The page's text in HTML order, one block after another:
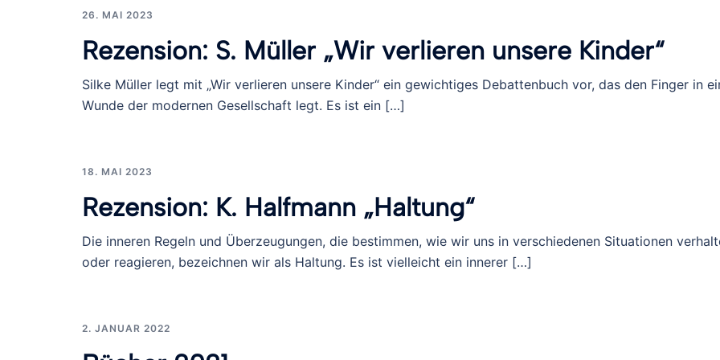
26. MAI 2023
Rezension: S. Müller „Wir verlieren unsere Kinder“
Silke Müller legt mit „Wir verlieren unsere Kinder“ ein gewichtiges Debattenbuch vor, das den Finger in
Wunde der modernen Gesellschaft legt. Es ist ein […]
18. MAI 2023
Rezension: K. Halfmann „Haltung“
Die inneren Regeln und Überzeugungen, die bestimmen, wie wir uns in verschiedenen Situationen
oder reagieren, bezeichnen wir als Haltung. Es ist vielleicht ein innerer […]
2. JANUAR 2022